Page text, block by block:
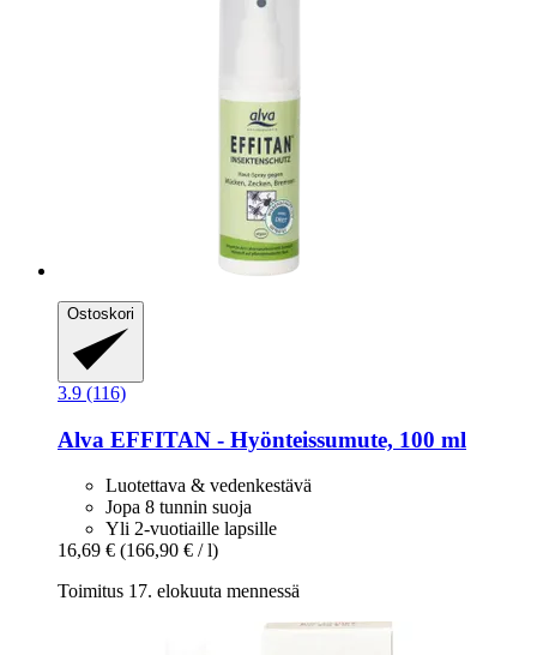
Ostoskori
3.9 (116)
Alva EFFITAN -​ Hyönteissumute, 100 ml
Luotettava & vedenkestävä
Jopa 8 tunnin suoja
Yli 2-vuotiaille lapsille
16,69 € (166,90 € / l)
Toimitus 17. elokuuta mennessä